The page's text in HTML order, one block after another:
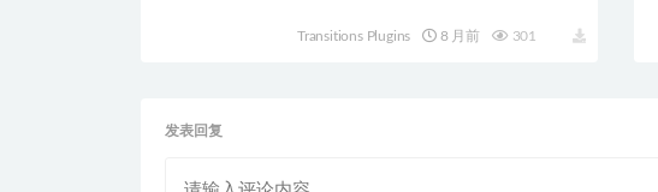
Transitions Plugins 8 月前 301
发表回复